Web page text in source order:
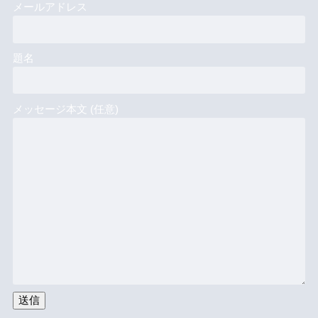
メールアドレス
題名
メッセージ本文 (任意)